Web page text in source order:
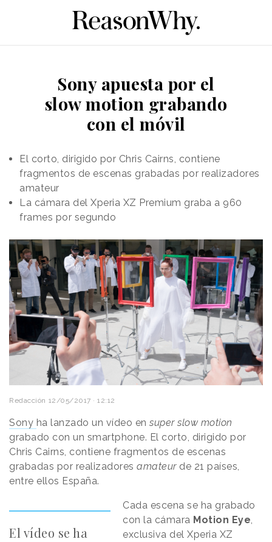
Sony apuesta por el
slow motion grabando
con el móvil
El corto, dirigido por Chris Cairns, contiene
fragmentos de escenas grabadas por realizadores
amateur
La cámara del Xperia XZ Premium graba a 960
frames por segundo
Redacción 12/05/2017 · 12:12
Sony ha lanzado un vídeo en super slow motion
grabado con un smartphone. El corto, dirigido por
Chris Cairns, contiene fragmentos de escenas
grabadas por realizadores amateurde 21 países,
entre ellos España.
El vídeo se ha
Cada escena se ha grabado
con la cámara Motion Eye,
exclusiva del Xperia XZ